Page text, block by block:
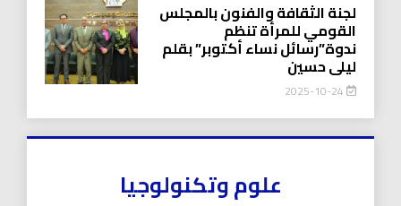
لجنة الثقافة والفنون بالمجلس
القومي للمرأة تنظم
ندوة”رسائل نساء أكتوبر” بقلم
ليلى حسين
2025-10-24
علوم وتكنولوجيا